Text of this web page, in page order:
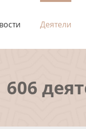
Деятели
606